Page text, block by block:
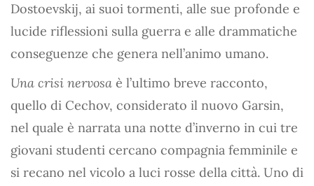
Dostoevskij, ai suoi tormenti, alle sue profonde e
lucide riflessioni sulla guerra e alle drammatiche
conseguenze che genera nell’animo umano.
Una crisi nervosa è l’ultimo breve racconto,
quello di Cechov, considerato il nuovo Garsin,
nel quale è narrata una notte d’inverno in cui tre
giovani studenti cercano compagnia femminile e
si recano nel vicolo a luci rosse della città. Uno di